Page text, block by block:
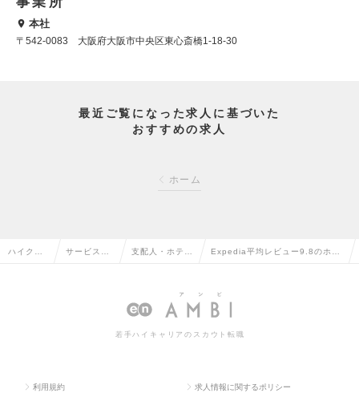
本社
〒542-0083 大阪府大阪市中央区東心斎橋1-18-30
最近ご覧になった求人に基づいた
おすすめの求人
ホーム
ハイクラ サービス・ 支配人・ホテル Expedia平均レビュー9.8のホテ
若手ハイキャリアのスカウト転職
利用規約 求人情報に関するポリシー